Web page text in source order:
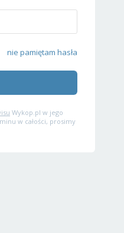
nie pamiętam hasła
Wykop.pl w jego
w całości, prosimy